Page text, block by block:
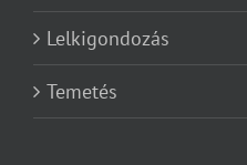
Lelkigondozás
Temetés